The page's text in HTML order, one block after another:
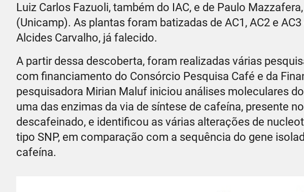
Luiz Carlos Fazuoli, também do IAC, e de Paulo
(Unicamp). As plantas foram batizadas de AC1, AC2 e
Alcides Carvalho, já falecido.
A partir dessa descoberta, foram realizadas várias
com financiamento do Consórcio Pesquisa Café e da
pesquisadora Mirian Maluf iniciou análises moleculares
uma das enzimas da via de síntese de cafeína, presente
descafeinado, e identificou as várias alterações de
tipo SNP, em comparação com a sequência do gene
cafeína.